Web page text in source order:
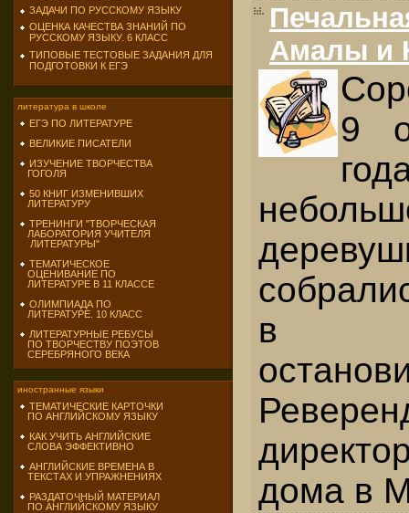
ЗАДАЧИ ПО РУССКОМУ ЯЗЫКУ
ОЦЕНКА КАЧЕСТВА ЗНАНИЙ ПО
РУССКОМУ ЯЗЫКУ. 6 КЛАСС
ТИПОВЫЕ ТЕСТОВЫЕ ЗАДАНИЯ ДЛЯ
ПОДГОТОВКИ К ЕГЭ
литература в школе
ЕГЭ ПО ЛИТЕРАТУРЕ
ВЕЛИКИЕ ПИСАТЕЛИ
ИЗУЧЕНИЕ ТВОРЧЕСТВА
ГОГОЛЯ
50 КНИГ ИЗМЕНИВШИХ
ЛИТЕРАТУРУ
ТРЕНИНГИ "ТВОРЧЕСКАЯ
ЛАБОРАТОРИЯ УЧИТЕЛЯ
ЛИТЕРАТУРЫ"
ТЕМАТИЧЕСКОЕ
ОЦЕНИВАНИЕ ПО
ЛИТЕРАТУРЕ В 11 КЛАССЕ
ОЛИМПИАДА ПО
ЛИТЕРАТУРЕ. 10 КЛАСС
ЛИТЕРАТУРНЫЕ РЕБУСЫ
ПО ТВОРЧЕСТВУ ПОЭТОВ
СЕРЕБРЯНОГО ВЕКА
иностранные языки
ТЕМАТИЧЕСКИЕ КАРТОЧКИ
ПО АНГЛИЙСКОМУ ЯЗЫКУ
КАК УЧИТЬ АНГЛИЙСКИЕ
СЛОВА ЭФФЕКТИВНО
АНГЛИЙСКИЕ ВРЕМЕНА В
ТЕКСТАХ И УПРАЖНЕНИЯХ
РАЗДАТОЧНЫЙ МАТЕРИАЛ
ПО АНГЛИЙСКОМУ ЯЗЫКУ
Амалы и
9
в
дома в